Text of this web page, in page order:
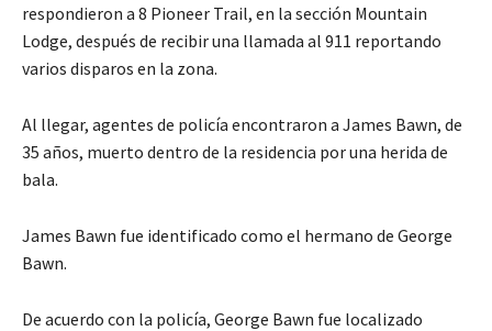
respondieron a 8 Pioneer Trail, en la sección Mountain
Lodge, después de recibir una llamada al 911 reportando
varios disparos en la zona.
Al llegar, agentes de policía encontraron a James Bawn, de
35 años, muerto dentro de la residencia por una herida de
bala.
James Bawn fue identificado como el hermano de George
Bawn.
De acuerdo con la policía, George Bawn fue localizado